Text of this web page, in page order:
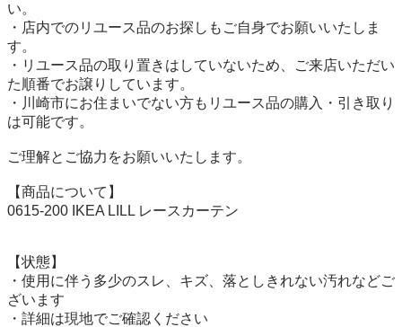
い。
・店内でのリユース品のお探しもご自身でお願いいたしま
す。
・リユース品の取り置きはしていないため、ご来店いただい
た順番でお譲りしています。
・川崎市にお住まいでない方もリユース品の購入・引き取り
は可能です。
ご理解とご協力をお願いいたします。
【商品について】
0615-200 IKEA LILL レースカーテン
【状態】
・使用に伴う多少のスレ、キズ、落としきれない汚れなどご
ざいます
・詳細は現地でご確認ください